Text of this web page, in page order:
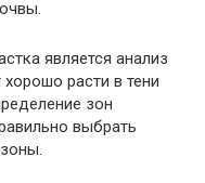
является анализ
расти в тени
зон
выбрать